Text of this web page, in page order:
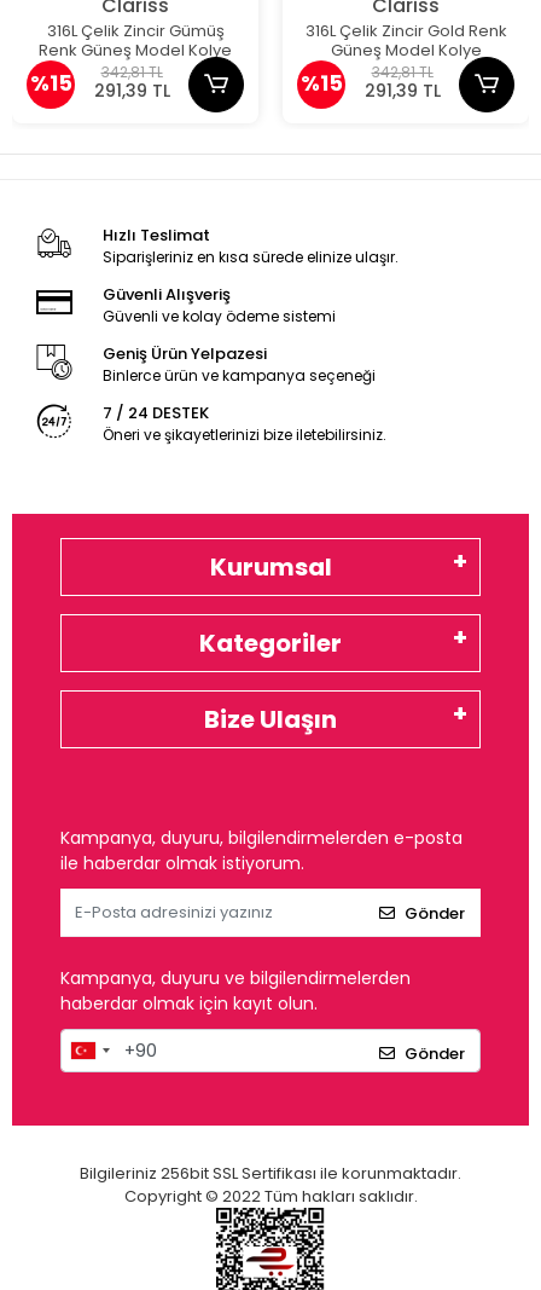
Clariss
316L Çelik Zincir Gümüş
Renk Güneş Model Kolye
%15 342,81 TL
291,39 TL
Clariss
316L Çelik Zincir Gold Renk
Güneş Model Kolye
%15 342,81 TL
291,39 TL
Hızlı Teslimat
Siparişleriniz en kısa sürede elinize ulaşır.
Güvenli Alışveriş
Güvenli ve kolay ödeme sistemi
Geniş Ürün Yelpazesi
Binlerce ürün ve kampanya seçeneği
7 / 24 DESTEK
Öneri ve şikayetlerinizi bize iletebilirsiniz.
Kurumsal
Kategoriler
Bize Ulaşın
Kampanya, duyuru, bilgilendirmelerden e-posta
ile haberdar olmak istiyorum.
Gönder
Kampanya, duyuru ve bilgilendirmelerden
haberdar olmak için kayıt olun.
Gönder
Bilgileriniz 256bit SSL Sertifikası ile korunmaktadır.
Copyright © 2022 Tüm hakları saklıdır.